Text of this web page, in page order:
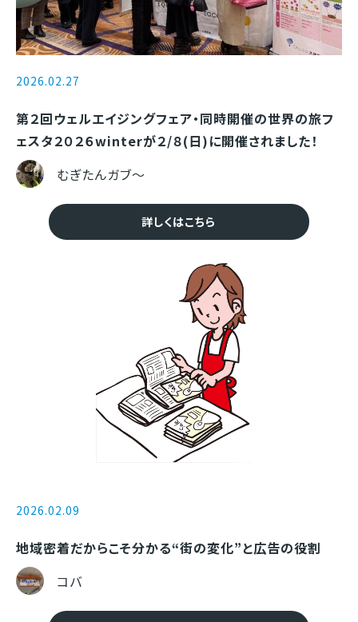
2026.02.27
第２回ウェルエイジングフェア・同時開催の世界の旅フ
ェスタ２０２６winterが２/８(日)に開催されました！
むぎたんガブ～
詳しくはこちら
2026.02.09
地域密着だからこそ分かる“街の変化”と広告の役割
コバ